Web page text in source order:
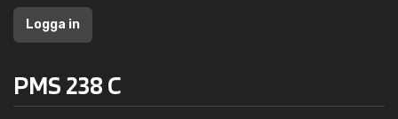
Logga in
PMS 238 C